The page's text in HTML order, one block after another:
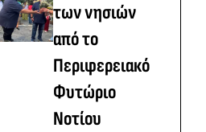
των νησιών
από το
Περιφερειακό
Φυτώριο
Νοτίου